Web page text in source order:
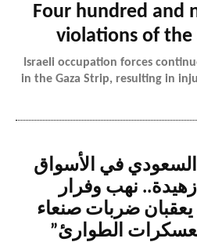
Four hundred and
violations of the
Israeli occupation forces
in the Gaza Strip, resulting in
السعودي في الأسواق
نهب وفرار
ضربات صنعاء
الطوارئ”